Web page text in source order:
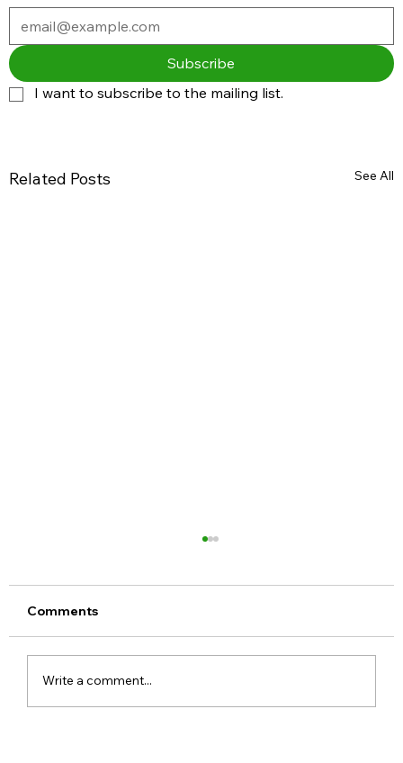
Subscribe
I want to subscribe to the mailing list.
Related Posts See All
Comments
Write a comment...